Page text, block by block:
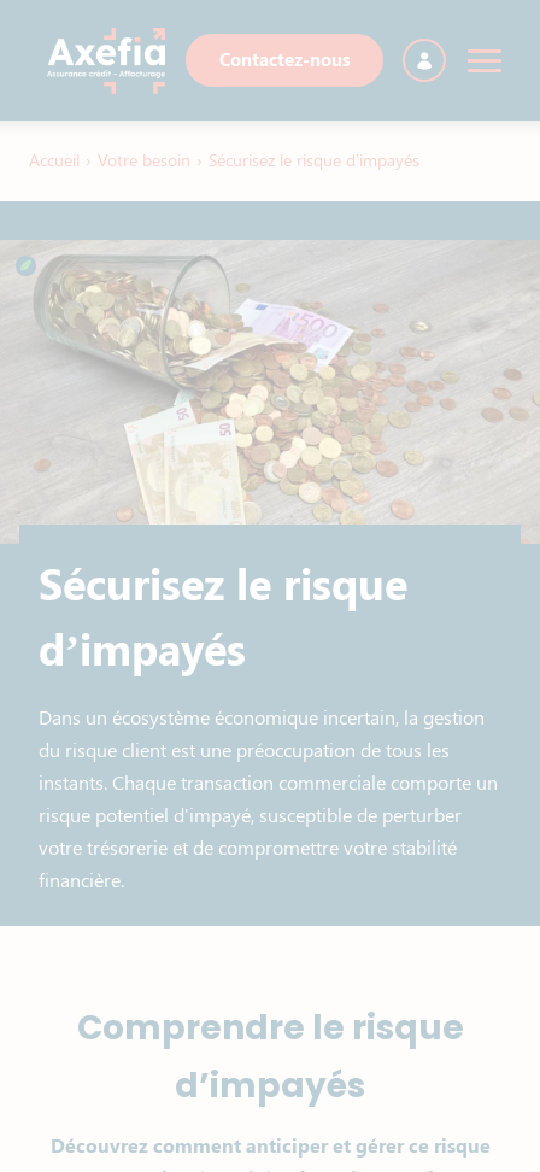
Contactez-nous
Accueil › Votre besoin › Sécurisez le risque d’impayés​
Sécurisez le risque
d’impayés​
Dans un écosystème économique incertain, la gestion
du risque client est une préoccupation de tous les
instants. Chaque transaction commerciale comporte un
risque potentiel d'impayé, susceptible de perturber
votre trésorerie et de compromettre votre stabilité
financière.
Comprendre le risque
d’impayés
Découvrez comment anticiper et gérer ce risque